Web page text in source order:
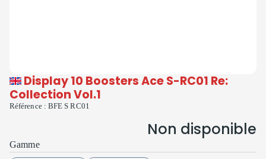
Display 10 Boosters Ace S-RC01 Re:
Collection Vol.1
Référence : BFE S RC01
Gamme
Non disponible